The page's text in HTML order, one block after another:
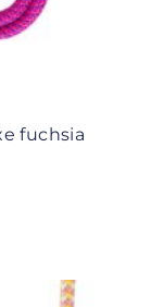
fuchsia